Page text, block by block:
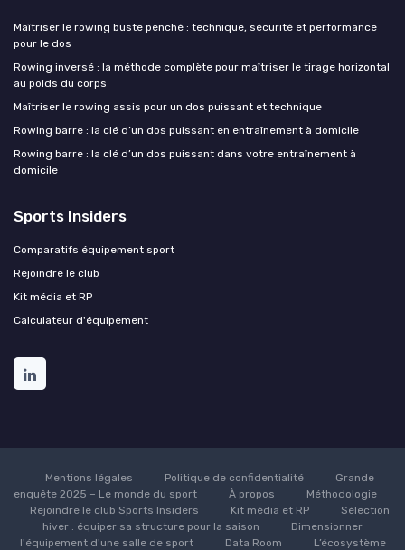
Maîtriser le rowing buste penché : technique, sécurité et performance
pour le dos
Rowing inversé : la méthode complète pour maîtriser le tirage horizontal
au poids du corps
Maîtriser le rowing assis pour un dos puissant et technique
Rowing barre : la clé d’un dos puissant en entraînement à domicile
Rowing barre : la clé d’un dos puissant dans votre entraînement à
domicile
Sports Insiders
Comparatifs équipement sport
Rejoindre le club
Kit média et RP
Calculateur d'équipement
Mentions légales Politique de confidentialité
Grande
enquête 2025 – Le monde du sport
À propos
Méthodologie
Rejoindre le club Sports Insiders
Kit média et RP
Sélection
hiver : équiper sa structure pour la saison
Dimensionner
l'équipement d'une salle de sport
Data Room
L’écosystème